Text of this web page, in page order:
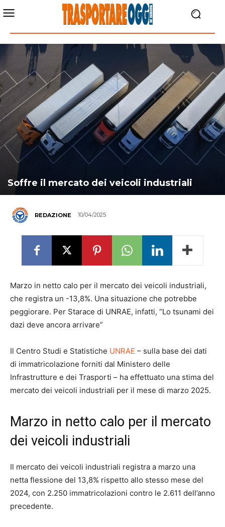
Soffre il mercato dei veicoli industriali
REDAZIONE 10/04/2025
Marzo in netto calo per il mercato dei veicoli industriali,
che registra un -13,8%. Una situazione che potrebbe
peggiorare. Per Starace di UNRAE, infatti, “Lo tsunami dei
dazi deve ancora arrivare”
Il Centro Studi e Statistiche UNRAE – sulla base dei dati
di immatricolazione forniti dal Ministero delle
Infrastrutture e dei Trasporti – ha effettuato una stima del
mercato dei veicoli industriali per il mese di marzo 2025.
Marzo in netto calo per il mercato
dei veicoli industriali
Il mercato dei veicoli industriali registra a marzo una
netta flessione del 13,8% rispetto allo stesso mese del
2024, con 2.250 immatricolazioni contro le 2.611 dell’anno
precedente.